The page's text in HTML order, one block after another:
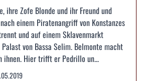
ihre Zofe Blonde und ihr Freund und
einem Piratenangriff von Konstanzes
und auf einem Sklavenmarkt
von Bassa Selim. Belmonte macht
ihnen. Hier trifft er Pedrillo un...